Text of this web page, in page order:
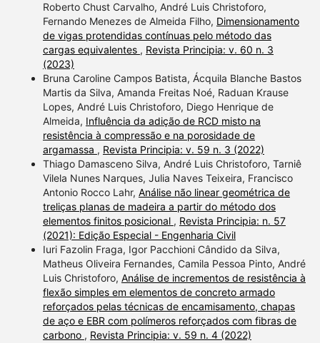
Roberto Chust Carvalho, André Luis Christoforo,
Fernando Menezes de Almeida Filho, Dimensionamento
de vigas protendidas contínuas pelo método das
cargas equivalentes , Revista Principia: v. 60 n. 3
(2023)
Bruna Caroline Campos Batista, Ácquila Blanche Bastos
Martis da Silva, Amanda Freitas Noé, Raduan Krause
Lopes, André Luis Christoforo, Diego Henrique de
Almeida, Influência da adição de RCD misto na
resistência à compressão e na porosidade de
argamassa , Revista Principia: v. 59 n. 3 (2022)
Thiago Damasceno Silva, André Luis Christoforo, Tarniê
Vilela Nunes Narques, Julia Naves Teixeira, Francisco
Antonio Rocco Lahr, Análise não linear geométrica de
treliças planas de madeira a partir do método dos
elementos finitos posicional , Revista Principia: n. 57
(2021): Edição Especial - Engenharia Civil
Iuri Fazolin Fraga, Igor Pacchioni Cândido da Silva,
Matheus Oliveira Fernandes, Camila Pessoa Pinto, André
Luis Christoforo, Análise de incrementos de resistência à
flexão simples em elementos de concreto armado
reforçados pelas técnicas de encamisamento, chapas
de aço e EBR com polímeros reforçados com fibras de
carbono , Revista Principia: v. 59 n. 4 (2022)